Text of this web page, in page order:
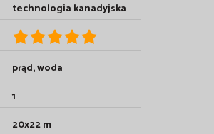
technologia kanadyjska
prąd, woda
1
20x22 m